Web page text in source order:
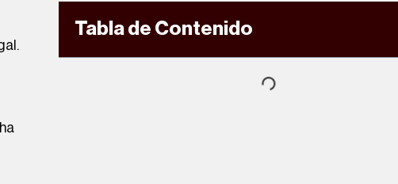
Tabla de Contenido